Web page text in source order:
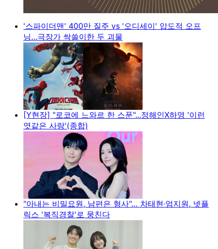
'스파이더맨' 400만 질주 vs '오디세이' 압도적 오프
닝…극장가 싹쓸이한 두 괴물
[Y현장] "로코에 느와르 한 스푼"...정해인X하영 '이런
엿같은 사랑'(종합)
"아내는 비밀요원, 남편은 형사"… 차태현·엄지원, 넷플
릭스 '복직경찰'로 뭉친다